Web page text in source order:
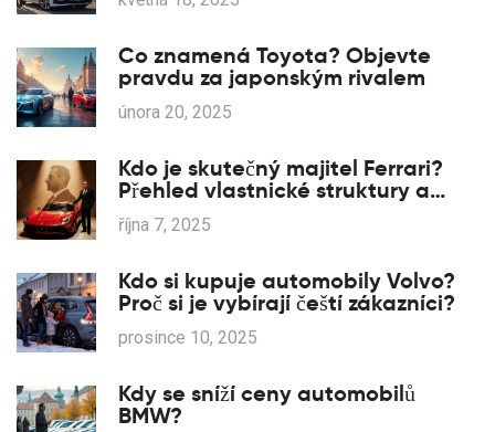
Co znamená Toyota? Objevte
pravdu za japonským rivalem
února 20, 2025
Kdo je skutečný majitel Ferrari?
Přehled vlastnické struktury a
klíčových akcionářů
října 7, 2025
Kdo si kupuje automobily Volvo?
Proč si je vybírají čeští zákazníci?
prosince 10, 2025
Kdy se sníží ceny automobilů
BMW?